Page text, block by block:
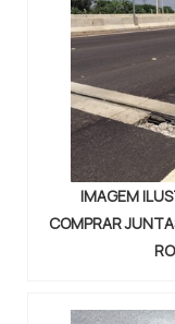
da Vital
cliente
com
IMAGEM
COMPRAR